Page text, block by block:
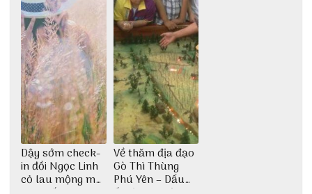
Dậy sớm check-
in đồi Ngọc Linh
cỏ lau mộng mơ
Về thăm địa đạo
Gò Thì Thùng
Phú Yên – Dấu